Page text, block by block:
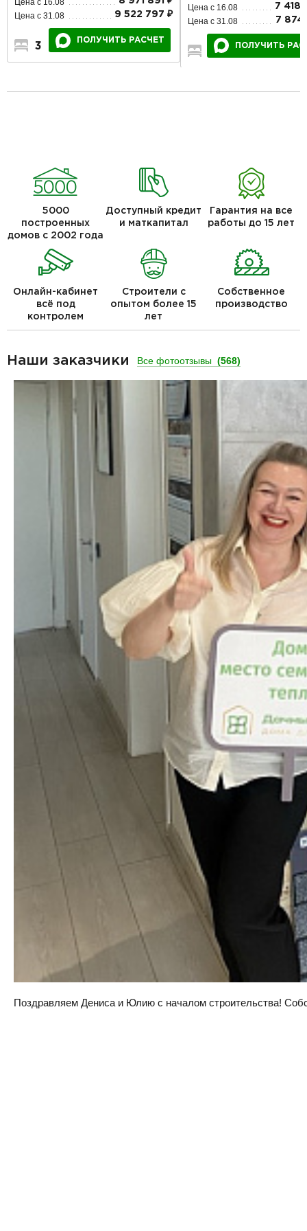
Цена с 16.08
Цена с 31.08 9 522 797 ₽
3
ПОЛУЧИТЬ РАСЧЕТ
Цена с 16.08 7 418
Цена с 31.08 7 874
3 2 1
ПОЛУЧИТЬ
5000
построенных
домов с 2002 года
Доступный кредит
и маткапитал
Гарантия на все
работы до 15 лет
Онлайн-кабинет
всё под
контролем
Строители с
опытом более 15
лет
Собственное
производство
Наши заказчики Все фотоотзывы (568)
Поздравляем Дениса и Юлию с началом строительства!